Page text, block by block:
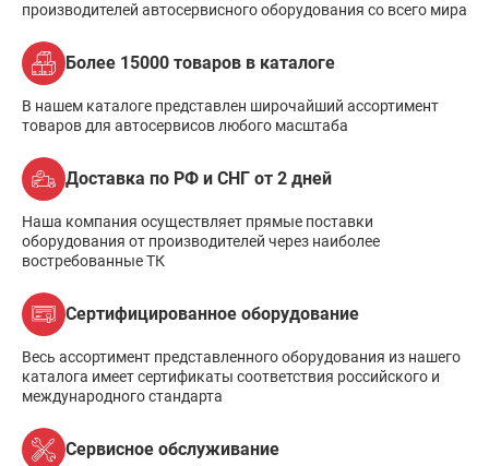
производителей автосервисного оборудования со всего мира
Более 15000 товаров в каталоге
В нашем каталоге представлен широчайший ассортимент
товаров для автосервисов любого масштаба
Доставка по РФ и СНГ от 2 дней
Наша компания осуществляет прямые поставки
оборудования от производителей через наиболее
востребованные ТК
Сертифицированное оборудование
Весь ассортимент представленного оборудования из нашего
каталога имеет сертификаты соответствия российского и
международного стандарта
Сервисное обслуживание